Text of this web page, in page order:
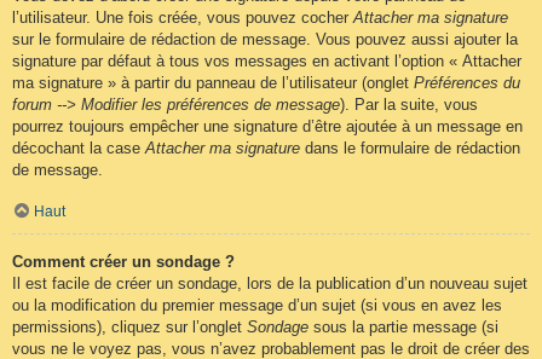
l’utilisateur. Une fois créée, vous pouvez cocherAttacher ma signature
sur le formulaire de rédaction de message. Vous pouvez aussi ajouter la
signature par défaut à tous vos messages en activant l’option « Attacher
ma signature » à partir du panneau de l’utilisateur (onglet Préférences du
forum --> Modifier les préférences de message). Par la suite, vous
pourrez toujours empêcher une signature d’être ajoutée à un message en
décochant la caseAttacher ma signature dans le formulaire de rédaction
de message.
Haut
Comment créer un sondage ?
Il est facile de créer un sondage, lors de la publication d’un nouveau sujet
ou la modification du premier message d’un sujet (si vous en avez les
permissions), cliquez sur l’onglet Sondage sous la partie message (si
vous ne le voyez pas, vous n’avez probablement pas le droit de créer des